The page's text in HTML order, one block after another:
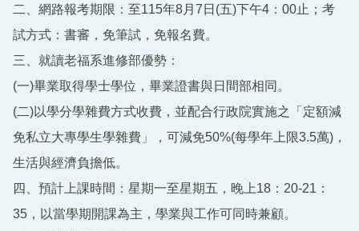
二、網路報考期限：至115年8月7日(五)下午4：00止；考
試方式：書審，免筆試，免報名費。
三、就讀老福系進修部優勢：
(一)畢業取得學士學位，畢業證書與日間部相同。
(二)以學分學雜費方式收費，並配合行政院實施之「定額減
免私立大專學生學雜費」，可減免50%(每學年上限3.5萬)，
生活與經濟負擔低。
四、預計上課時間：星期一至星期五，晚上18：20-21：
35，以當學期開課為主，學業與工作可同時兼顧。